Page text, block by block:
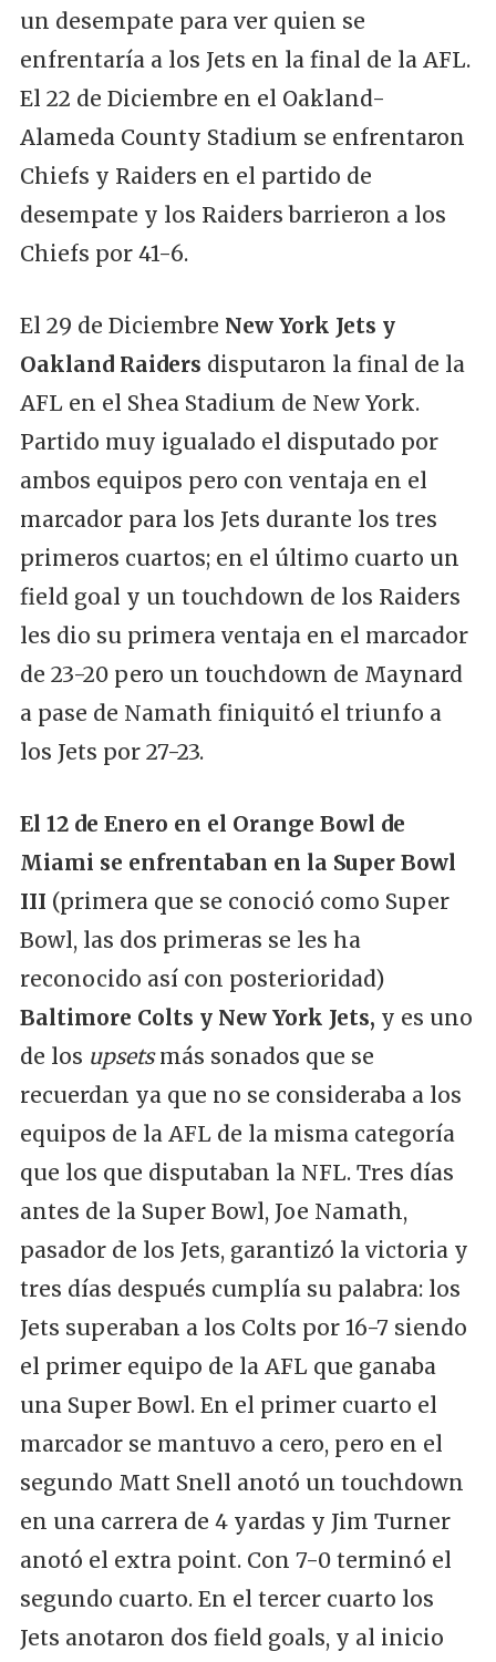
un desempate para ver quien se
enfrentaría a los Jets en la final de la AFL.
El 22 de Diciembre en el Oakland-
Alameda County Stadium se enfrentaron
Chiefs y Raiders en el partido de
desempate y los Raiders barrieron a los
Chiefs por 41-6.
El 29 de Diciembre New York Jets y
Oakland Raiders disputaron la final de la
AFL en el Shea Stadium de New York.
Partido muy igualado el disputado por
ambos equipos pero con ventaja en el
marcador para los Jets durante los tres
primeros cuartos; en el último cuarto un
field goal y un touchdown de los Raiders
les dio su primera ventaja en el marcador
de 23-20 pero un touchdown de Maynard
a pase de Namath finiquitó el triunfo a
los Jets por 27-23.
El 12 de Enero en el Orange Bowl de
Miami se enfrentaban en la Super Bowl
III (primera que se conoció como Super
Bowl, las dos primeras se les ha
reconocido así con posterioridad)
Baltimore Colts y New York Jets, y es uno
de los upsetsmás sonados que se
recuerdan ya que no se consideraba a los
equipos de la AFL de la misma categoría
que los que disputaban la NFL. Tres días
antes de la Super Bowl, Joe Namath,
pasador de los Jets, garantizó la victoria y
tres días después cumplía su palabra: los
Jets superaban a los Colts por 16-7 siendo
el primer equipo de la AFL que ganaba
una Super Bowl. En el primer cuarto el
marcador se mantuvo a cero, pero en el
segundo Matt Snell anotó un touchdown
en una carrera de 4 yardas y Jim Turner
anotó el extra point. Con 7-0 terminó el
segundo cuarto. En el tercer cuarto los
Jets anotaron dos field goals, y al inicio